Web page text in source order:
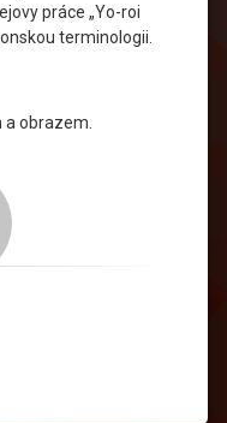
práce „Yo-roi
terminologii.
obrazem.